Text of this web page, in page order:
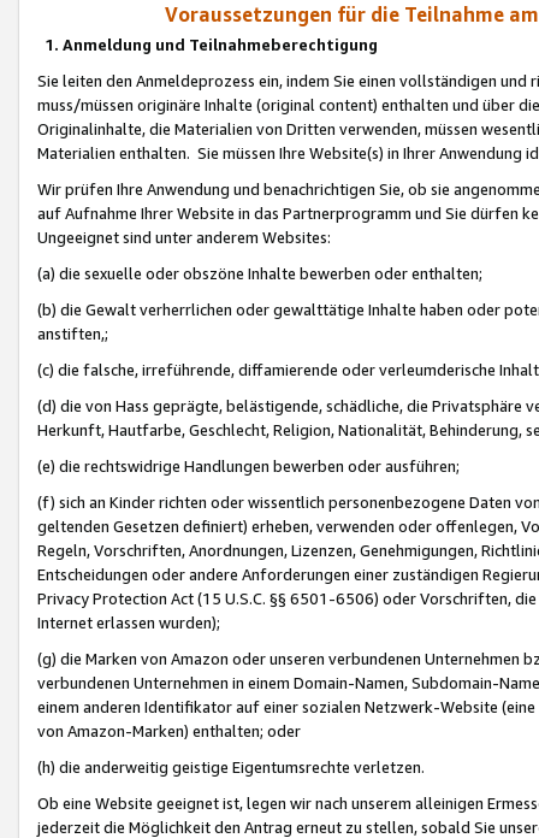
Voraussetzungen für die Teilnahme
1. Anmeldung und Teilnahmeberechtigung
Sie leiten den Anmeldeprozess ein, indem Sie einen vollständigen
muss/müssen originäre Inhalte (original content) enthalten und über
Originalinhalte, die Materialien von Dritten verwenden, müssen
Materialien enthalten. Sie müssen Ihre Website(s) in Ihrer Anwendung
Wir prüfen Ihre Anwendung und benachrichtigen Sie, ob sie
auf Aufnahme Ihrer Website in das Partnerprogramm und Sie dürfen
Ungeeignet sind unter anderem Websites:
(a) die sexuelle oder obszöne Inhalte bewerben oder enthalten;
(b) die Gewalt verherrlichen oder gewalttätige Inhalte haben oder
anstiften,;
(c) die falsche, irreführende, diffamierende oder verleumderische
(d) die von Hass geprägte, belästigende, schädliche, die Privatsphäre
Herkunft, Hautfarbe, Geschlecht, Religion, Nationalität, Behinderung,
(e) die rechtswidrige Handlungen bewerben oder ausführen;
(f) sich an Kinder richten oder wissentlich personenbezogene Daten
geltenden Gesetzen definiert) erheben, verwenden oder offenlegen,
Regeln, Vorschriften, Anordnungen, Lizenzen, Genehmigungen,
Entscheidungen oder andere Anforderungen einer zuständigen
Privacy Protection Act (15 U.S.C. §§ 6501-6506) oder Vorschriften,
Internet erlassen wurden);
(g) die Marken von Amazon oder unseren verbundenen Unternehmen
verbundenen Unternehmen in einem Domain-Namen, Subdomain-
einem anderen Identifikator auf einer sozialen Netzwerk-Website
von Amazon-Marken) enthalten; oder
(h) die anderweitig geistige Eigentumsrechte verletzen.
Ob eine Website geeignet ist, legen wir nach unserem alleinigen
jederzeit die Möglichkeit den Antrag erneut zu stellen, sobald Sie